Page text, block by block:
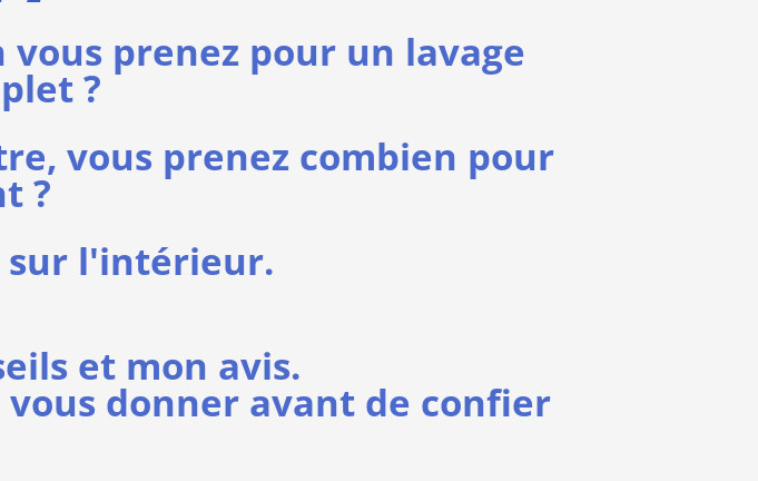
prenez pour un lavage
?
vous prenez combien pour
?
sur l'intérieur.
et mon avis.
donner avant de confier